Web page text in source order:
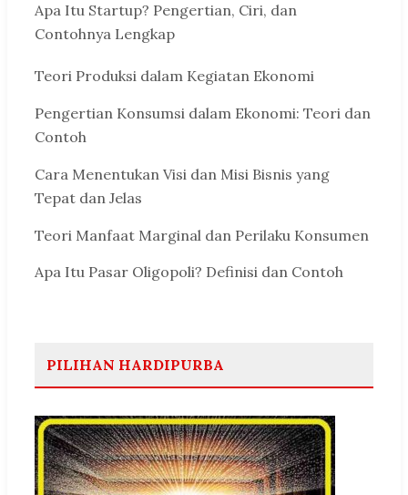
Apa Itu Startup? Pengertian, Ciri, dan
Contohnya Lengkap
Teori Produksi dalam Kegiatan Ekonomi
Pengertian Konsumsi dalam Ekonomi: Teori dan
Contoh
Cara Menentukan Visi dan Misi Bisnis yang
Tepat dan Jelas
Teori Manfaat Marginal dan Perilaku Konsumen
Apa Itu Pasar Oligopoli? Definisi dan Contoh
PILIHAN HARDIPURBA